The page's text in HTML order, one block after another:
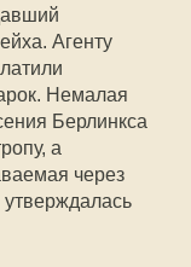
Агенту
Немалая
Берлинкса
а
через
утверждалась